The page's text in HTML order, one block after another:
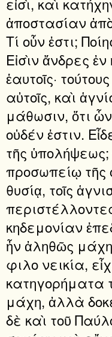
ἀποστασίαν
Τί οὖν ἐστι;
Εἰσὶν ἄνδρες
ἑαυτοῖς·
αὐτοῖς, καὶ
μάθωσιν, ὅτι
οὐδέν ἐστιν.
τῆς
προσωπείῳ τῆς
θυσίᾳ, τοῖς
κηδεμονίαν
ἦν ἀληθῶς
φιλο νεικία,
κατηγορήματα
μάχη, ἀλλὰ
δὲ καὶ τοῦ